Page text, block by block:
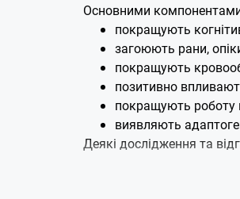
Основними
покращують
загоюють рани,
покращують
позитивно
покращують роботу
виявляють
Деякі дослідження та
Натуральні